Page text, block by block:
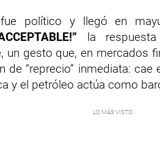
político y llegó en
la
un gesto que, en mercados
de “reprecio” inmediata:
y el petróleo actúa como